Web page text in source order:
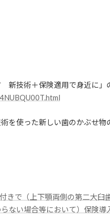
技術＋保険適用で身近に」
を使った新しい歯のかぶせ物
きで（上下顎両側の第二大臼
ない場合等において）保険導